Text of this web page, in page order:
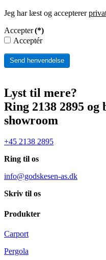
Jeg har læst og accepterer
Accepter(*)
Acceptér
Send henvendelse
Lyst til mere?
Ring 2138 2895 og
showroom
+45 2138 2895
Ring til os
info@godskesen-as.dk
Skriv til os
Produkter
Carport
Pergola